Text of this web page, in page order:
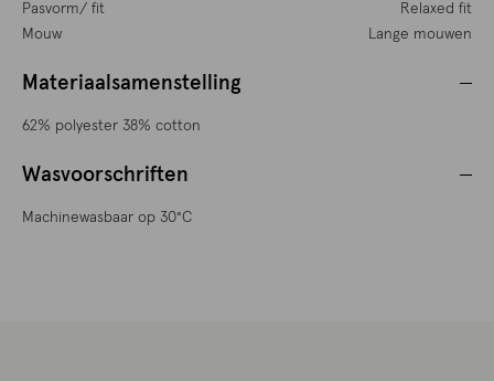
Pasvorm/ fit
Relaxed fit
Mouw
Lange mouwen
Materiaalsamenstelling
62% polyester 38% cotton
Wasvoorschriften
Machinewasbaar op 30°C